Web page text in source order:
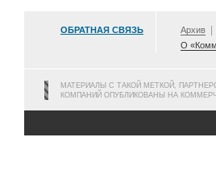
ОБРАТНАЯ СВЯЗЬ Архив
О
МАТЕРИАЛЫ С ТАКОЙ МЕТКОЙ,
КОМПАНИЙ ОПУБЛИКОВАНЫ НА